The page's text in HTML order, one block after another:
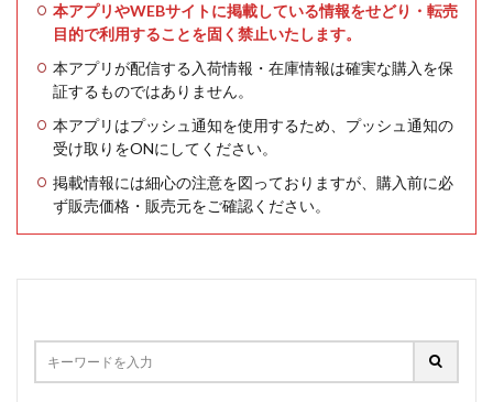
本アプリやWEBサイトに掲載している情報をせどり・転売
目的で利用することを固く禁止いたします。
本アプリが配信する入荷情報・在庫情報は確実な購入を保
証するものではありません。
本アプリはプッシュ通知を使用するため、プッシュ通知の
受け取りをONにしてください。
掲載情報には細心の注意を図っておりますが、購入前に必
ず販売価格・販売元をご確認ください。